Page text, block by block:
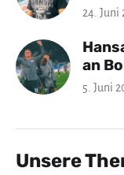
24. Juni
an
5. Juni
Unsere